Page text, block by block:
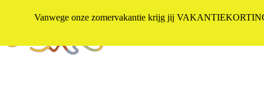
Ga
Vanwege onze zomervakantie krijg jij